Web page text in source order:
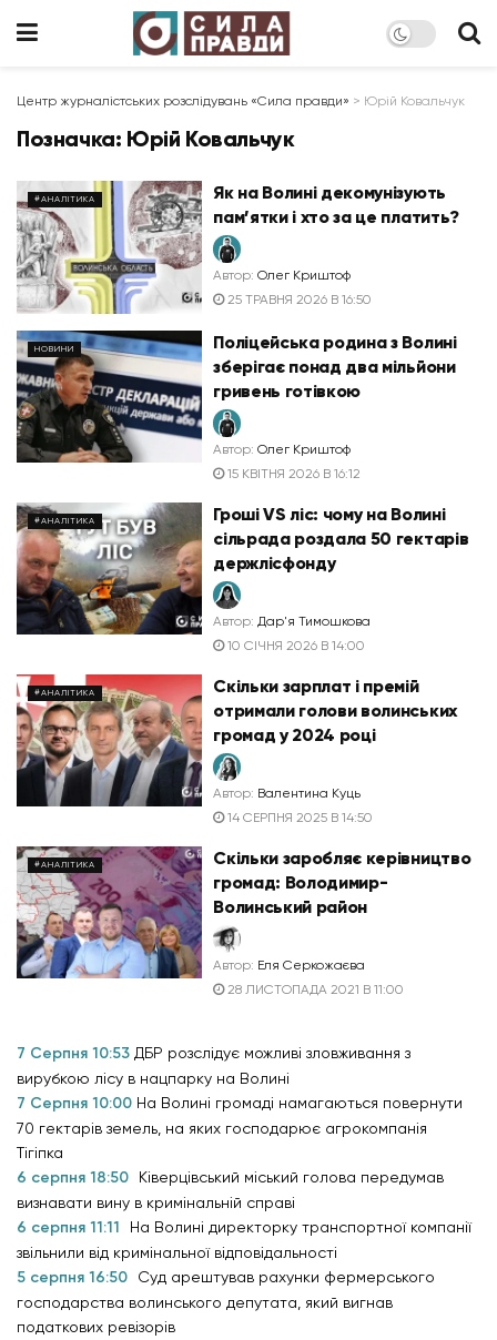
Центр журналістських розслідувань «Сила правди» > Юрій Ковальчук
Позначка: Юрій Ковальчук
#АНАЛІТИКА
Як на Волині декомунізують
пам’ятки і хто за це платить?
Автор: Олег Криштоф
25 ТРАВНЯ 2026 В 16:50
НОВИНИ
Поліцейська родина з Волині
зберігає понад два мільйони
гривень готівкою
Автор: Олег Криштоф
15 КВІТНЯ 2026 В 16:12
#АНАЛІТИКА
Гроші VS ліс: чому на Волині
сільрада роздала 50 гектарів
держлісфонду
Автор: Дар'я Тимошкова
10 СІЧНЯ 2026 В 14:00
#АНАЛІТИКА
Скільки зарплат і премій
отримали голови волинських
громад у 2024 році
Автор: Валентина Куць
14 СЕРПНЯ 2025 В 14:50
#АНАЛІТИКА
Скільки заробляє керівництво
громад: Володимир-
Волинський район
Автор: Еля Серкожаєва
28 ЛИСТОПАДА 2021 В 11:00
7 Серпня 10:53 ДБР розслідує можливі зловживання з
вирубкою лісу в нацпарку на Волині
7 Серпня 10:00 На Волині громаді намагаються повернути
70 гектарів земель, на яких господарює агрокомпанія
Тігіпка
6 серпня 18:50
Ківерцівський міський голова передумав
визнавати вину в кримінальній справі
6 серпня 11:11
На Волині директорку транспортної компанії
звільнили від кримінальної відповідальності
5 серпня 16:50
Суд арештував рахунки фермерського
господарства волинського депутата, який вигнав
податкових ревізорів